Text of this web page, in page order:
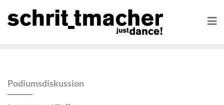
Podiumsdiskussion